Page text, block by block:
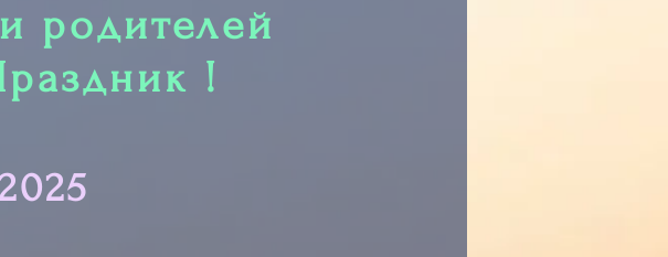
родителей
!